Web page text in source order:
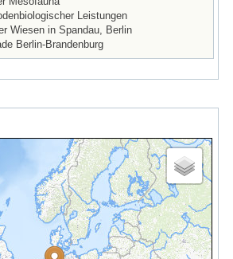
Leistungen
Wiesen in Spandau, Berlin
Berlin-Brandenburg